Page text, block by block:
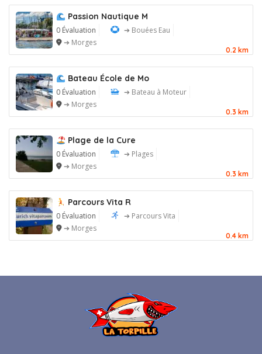
Passion Nautique M
0 Évaluation
➔ Bouées Eau
➔ Morges
0.2 km
Bateau École de Mo
0 Évaluation
➔ Bateau à Moteur
➔ Morges
0.3 km
Plage de la Cure
0 Évaluation
➔ Plages
➔ Morges
0.3 km
Parcours Vita R
0 Évaluation
➔ Parcours Vita
➔ Morges
0.4 km